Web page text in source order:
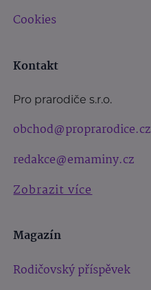
Cookies
Kontakt
Pro prarodiče s.r.o.
obchod@proprarodice.cz
redakce@emaminy.cz
Zobrazit více
Magazín
Rodičovský příspěvek